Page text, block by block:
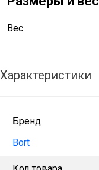
Вес
Характеристики
Бренд
Bort